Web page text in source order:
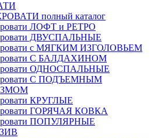
полный каталог
ЛОФТ и РЕТРО
ДВУСПАЛЬНЫЕ
с МЯГКИМ ИЗГОЛОВЬЕМ
С БАЛДАХИНОМ
ОДНОСПАЛЬНЫЕ
С ПОДЪЕМНЫМ
КРУГЛЫЕ
ГОРЯЧАЯ КОВКА
ПОПУЛЯРНЫЕ